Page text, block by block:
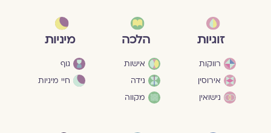
זוגיות
רווקות
אירוסין
נישואין
הלכה
אישות
נידה
מקווה
מיניות
גוף
חיי מיניות